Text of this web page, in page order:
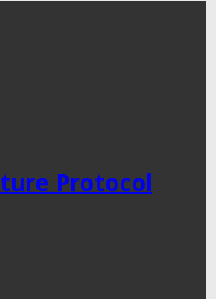
Protocol